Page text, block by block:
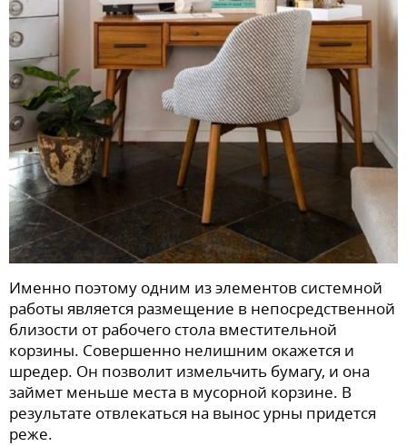
Именно поэтому одним из элементов системной
работы является размещение в непосредственной
близости от рабочего стола вместительной
корзины. Совершенно нелишним окажется и
шредер. Он позволит измельчить бумагу, и она
займет меньше места в мусорной корзине. В
результате отвлекаться на вынос урны придется
реже.